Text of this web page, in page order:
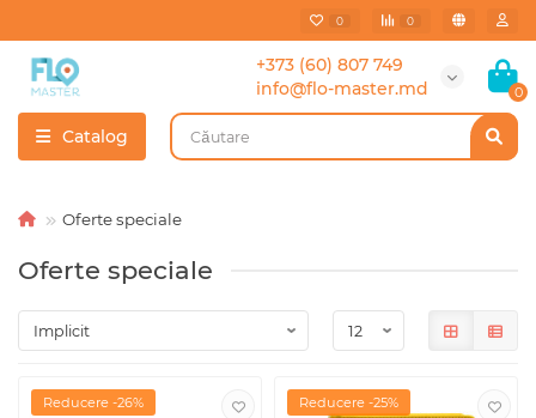
0 0
+373 (60) 807 749
info@flo-master.md
0
Catalog
Oferte speciale
Oferte speciale
Reducere -26% Reducere -25%